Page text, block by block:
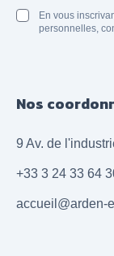
En vous
personnelles,
Nos
9 Av. de
+33 3 24 33 64
accueil@arden-